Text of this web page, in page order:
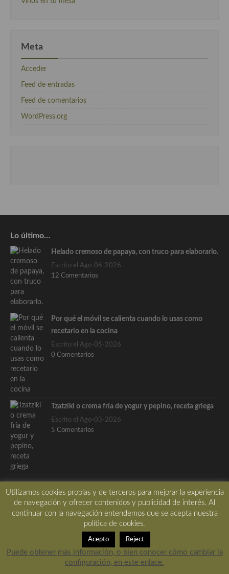
Meta
Acceder
Feed de entradas
Feed de comentarios
WordPress.org
Lo último…
Helado cremoso de papaya, con truco para elaborarlo.
Escrito el Ago-06-2026
12 Comentarios
Por qué el móvil se calienta cuando lo usas como
recetario en la cocina
Escrito el Ago-05-2026
0 Comentarios
Tzatziki o crema fría de yogur y pepino, receta griega
Escrito el Ago-03-2026
5 Comentarios
Lo más pupular…
Patatas bravas al estilo de las tabernas madrileñas, la
receta tradicional de las tabernas de Madrid, con
87 Comentarios
Utilizamos cookies propias y de terceros para mejorar la experiencia
de navegación y ofrecer contenidos y publicidad de interés. Al
continuar con la navegación entendemos que se acepta nuestra
política de cookies.
Acepto Reject
Puede obtener más información, o bien conocer cómo cambiar la
configuración, en este enlace.